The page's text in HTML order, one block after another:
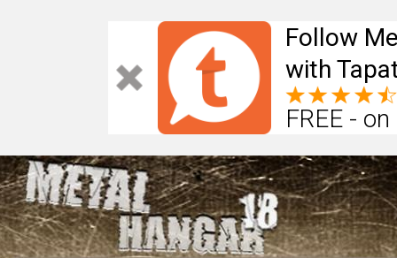
Follow
with
FREE -